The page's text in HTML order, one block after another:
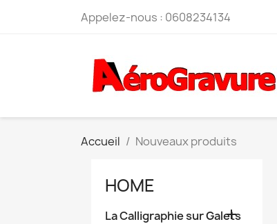
Appelez-nous : 0608234134
Accueil Nouveaux produits
HOME
La Calligraphie sur Galets
